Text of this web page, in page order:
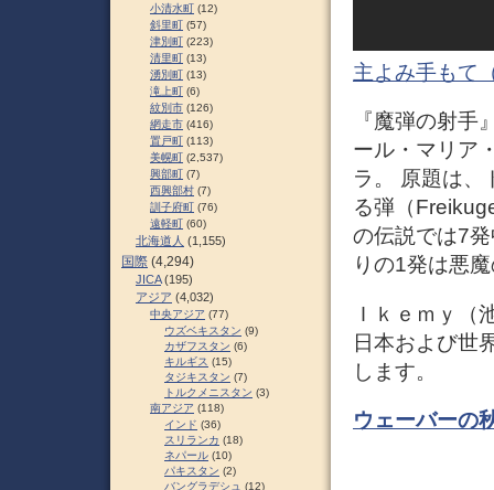
主よみ手もて
『魔弾の射
ール・マリア
ラ。 原題は、
る弾（
の伝説では7
りの1発は悪
Ｉｋｅｍｙ（
日本および世
します。
ウェーバーの
小清水町 (12)
斜里町 (57)
津別町 (223)
清里町 (13)
湧別町 (13)
滝上町 (6)
紋別市 (126)
網走市 (416)
置戸町 (113)
美幌町 (2,537)
興部町 (7)
西興部村 (7)
訓子府町 (76)
遠軽町 (60)
北海道人 (1,155)
国際 (4,294)
JICA(195)
アジア (4,032)
中央アジア (77)
ウズベキスタン (9)
カザフスタン (6)
キルギス (15)
タジキスタン (7)
トルクメニスタン (3)
南アジア (118)
インド (36)
スリランカ (18)
ネパール (10)
パキスタン (2)
バングラデシュ (12)